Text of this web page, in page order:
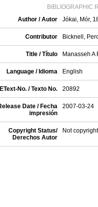
BIBLIOGRAPHIC
Author / Autor
Jókai, Mór,
Contributor Bicknell,
Title / Título Manasseh A
Language / Idioma English
EText-No. / Texto No. 20892
Date / Fecha
impresión
2007-03-24
Copyright Status/
Derechos Autor
Not